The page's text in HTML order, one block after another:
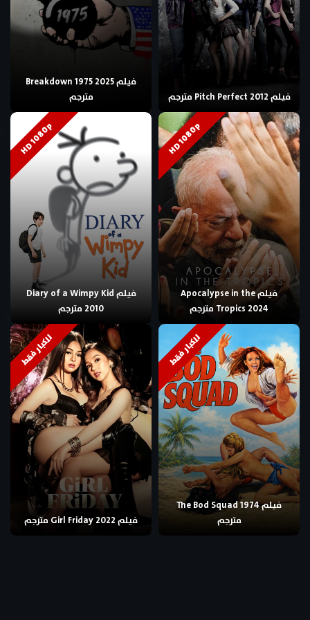
فيلم Pitch Perfect 2012 مترجم
فيلم Breakdown 1975 2025
مترجم
HD 1080p
فيلم Apocalypse in the
Tropics 2024 مترجم
HD 1080p
فيلم Diary of a Wimpy Kid
2010 مترجم
للكبار فقط
فيلم The Bod Squad 1974
مترجم
للكبار فقط
فيلم Girl Friday 2022 مترجم